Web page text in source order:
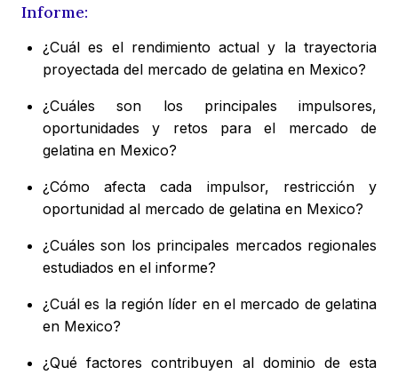
Informe:
¿Cuál es el rendimiento actual y la trayectoria
proyectada del mercado de gelatina en Mexico?
¿Cuáles son los principales impulsores,
oportunidades y retos para el mercado de
gelatina en Mexico?
¿Cómo afecta cada impulsor, restricción y
oportunidad al mercado de gelatina en Mexico?
¿Cuáles son los principales mercados regionales
estudiados en el informe?
¿Cuál es la región líder en el mercado de gelatina
en Mexico?
¿Qué factores contribuyen al dominio de esta